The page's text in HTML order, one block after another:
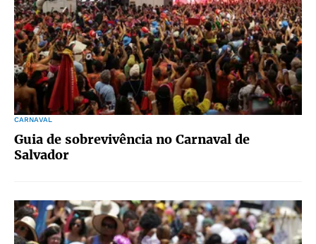
CARNAVAL
Guia de sobrevivência no Carnaval de
Salvador